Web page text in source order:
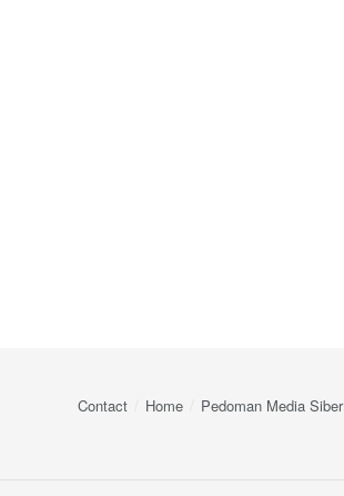
Contact Home Pedoman Media Siber